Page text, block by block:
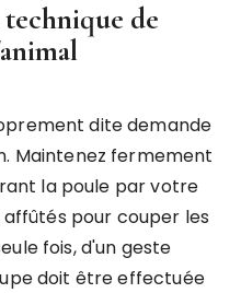
de
dite demande
Maintenez fermement
la poule par votre
affûtés pour couper les
fois, d'un geste
doit être effectuée